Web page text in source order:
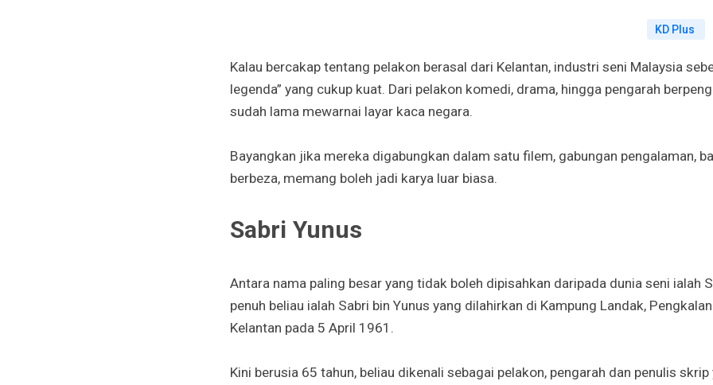
KD Plus
Kalau bercakap tentang pelakon berasal dari Kelantan, industri seni Malaysia
legenda” yang cukup kuat. Dari pelakon komedi, drama, hingga pengarah
sudah lama mewarnai layar kaca negara.
Bayangkan jika mereka digabungkan dalam satu filem, gabungan pengalaman,
berbeza, memang boleh jadi karya luar biasa.
Sabri Yunus
Antara nama paling besar yang tidak boleh dipisahkan daripada dunia seni ialah
penuh beliau ialah Sabri bin Yunus yang dilahirkan di Kampung Landak,
Kelantan pada 5 April 1961.
Kini berusia 65 tahun, beliau dikenali sebagai pelakon, pengarah dan penulis